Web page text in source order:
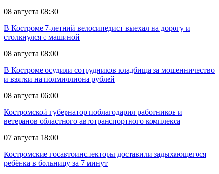
08 августа 08:30
В Костроме 7-летний велосипедист выехал на дорогу и
столкнулся с машиной
08 августа 08:00
В Костроме осудили сотрудников кладбища за мошенничество
и взятки на полмиллиона рублей
08 августа 06:00
Костромской губернатор поблагодарил работников и
ветеранов областного автотранспортного комплекса
07 августа 18:00
Костромские госавтоинспекторы доставили задыхающегося
ребёнка в больницу за 7 минут